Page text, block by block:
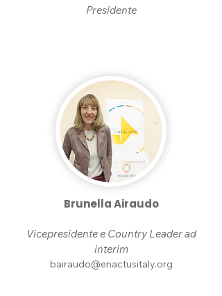
Presidente
Brunella Airaudo
Vicepresidente e Country Leader ad
interim
bairaudo@enactusitaly.org